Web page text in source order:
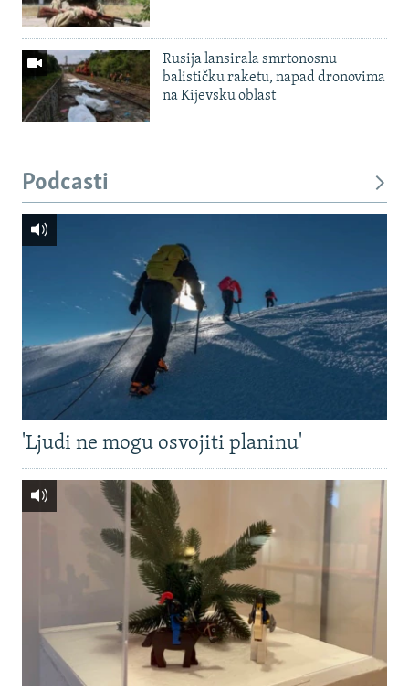
Rusija lansirala smrtonosnu
balističku raketu, napad dronovima
na Kijevsku oblast
Podcasti
'Ljudi ne mogu osvojiti planinu'